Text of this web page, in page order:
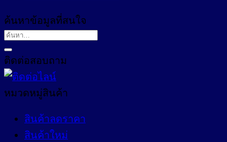
ค้นหาข้อมูลที่สนใจ
ติดต่อสอบถาม
หมวดหมู่สินค้า
สินค้าลดราคา
สินค้าใหม่